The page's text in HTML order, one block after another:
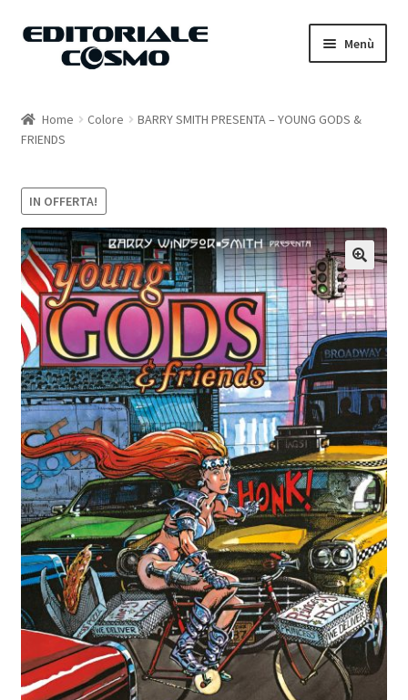
Vai
Vai
Menù
Catalogo
Carrello
Il mio account
Home Colore
BARRY SMITH PRESENTA – YOUNG GODS &
FRIENDS
IN OFFERTA!